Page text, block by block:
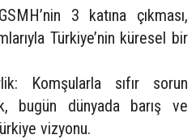
3 katına çıkması,
Türkiye’nin küresel bir
Komşularla sıfır sorun
bugün dünyada barış ve
vizyonu.